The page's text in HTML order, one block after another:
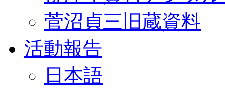
菅沼貞三旧蔵資料
活動報告
日本語